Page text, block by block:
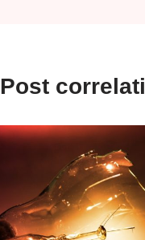
Post correlati